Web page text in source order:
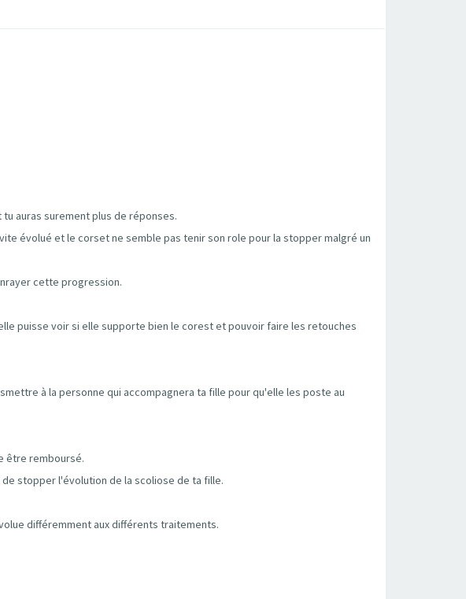
auras surement plus de réponses.
évolué et le corset ne semble pas tenir son role pour la stopper malgré un
cette progression.
puisse voir si elle supporte bien le corest et pouvoir faire les retouches
à la personne qui accompagnera ta fille pour qu'elle les poste au
être remboursé.
stopper l'évolution de la scoliose de ta fille.
différemment aux différents traitements.